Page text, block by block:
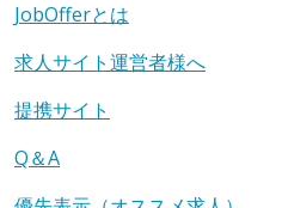
JobOfferとは
求人サイト運営者様へ
提携サイト
Q＆A